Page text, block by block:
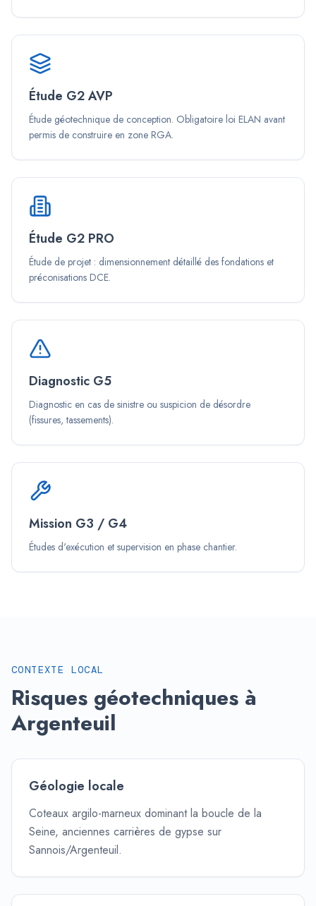
Étude G2 AVP
Étude géotechnique de conception. Obligatoire loi ELAN avant
permis de construire en zone RGA.
Étude G2 PRO
Étude de projet : dimensionnement détaillé des fondations et
préconisations DCE.
Diagnostic G5
Diagnostic en cas de sinistre ou suspicion de désordre
(fissures, tassements).
Mission G3 / G4
Études d'exécution et supervision en phase chantier.
CONTEXTE LOCAL
Risques géotechniques à
Argenteuil
Géologie locale
Coteaux argilo-marneux dominant la boucle de la
Seine, anciennes carrières de gypse sur
Sannois/Argenteuil.